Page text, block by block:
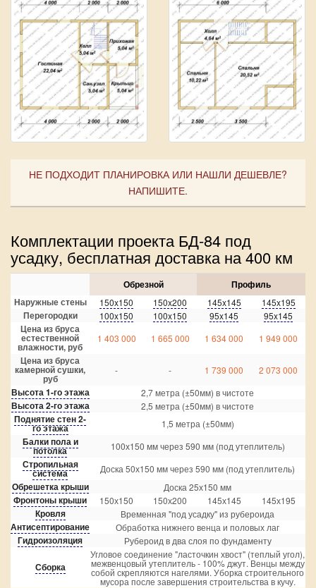
НЕ ПОДХОДИТ ПЛАНИРОВКА ИЛИ НАШЛИ ДЕШЕВЛЕ?
НАПИШИТЕ.
Комплектации проекта БД-84 под
усадку, бесплатная доставка на 400 км
Обрезной
Профиль
Наружные стены
150x150 150x200 145x145 145x195
Перегородки 100x150 100x150 95x145 95x145
Цена из бруса
естественной
влажности, руб
1 403 000 1 665 000 1 634 000 1 949 000
Цена из бруса
камерной сушки,
руб
- - 1 739 000 2 073 000
Высота 1-го этажа 2,7 метра (±50мм) в чистоте
Высота 2-го этажа 2,5 метра (±50мм) в чистоте
Поднятие стен 2-
го этажа 1,5 метра (±50мм)
Балки пола и
потолка 100х150 мм через 590 мм (под утеплитель)
Стропильная
система Доска 50х150 мм через 590 мм (под утеплитель)
Обрешетка крыши Доска 25х150 мм
Фронтоны крыши 150х150 150х200 145х145 145х195
Кровля Временная "под усадку" из рубероида
Антисептирование Обработка нижнего венца и половых лаг
Гидроизоляция Рубероид в два слоя по фундаменту
Сборка
Угловое соединение "ласточкин хвост" (теплый угол),
межвенцовый утеплитель - 100% джут. Венцы между
собой скрепляются нагелями. Уборка строительного
мусора после завершения строительства в кучу.